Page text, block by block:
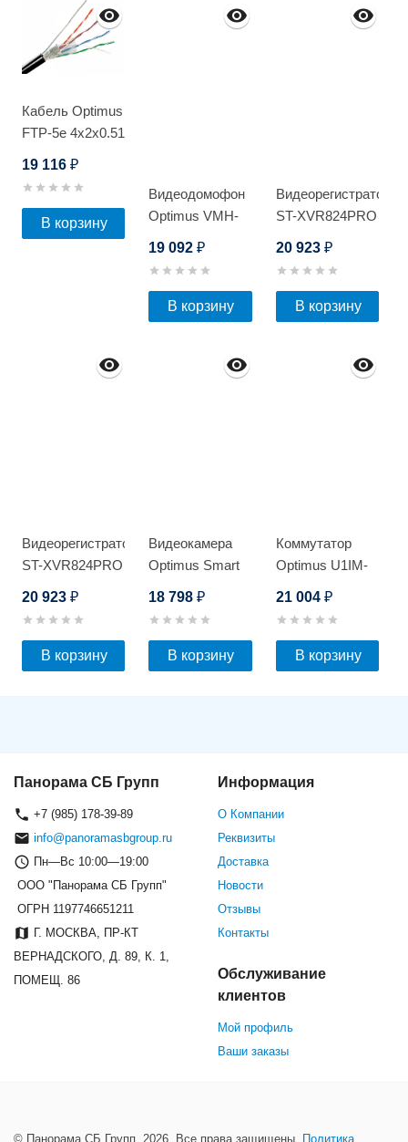
Кабель Optimus
FTP-5e 4x2x0.51
19 116 ₽
В корзину
Видеодомофон
Optimus VMH-
19 092₽
В корзину
Видеорегистратор
ST-XVR824PRO
20 923 ₽
В корзину
Видеорегистратор
ST-XVR824PRO
20 923 ₽
В корзину
Видеокамера
Optimus Smart
18 798₽
В корзину
Коммутатор
Optimus U1IM-
21 004 ₽
В корзину
Панорама СБ Групп
+7 (985) 178-39-89
info@panoramasbgroup.ru
Пн—Вс 10:00—19:00
ООО "Панорама СБ Групп"
ОГРН 1197746651211
Г. МОСКВА, ПР-КТ
ВЕРНАДСКОГО, Д. 89, К. 1,
ПОМЕЩ. 86
Информация
О Компании
Реквизиты
Доставка
Новости
Отзывы
Контакты
Обслуживание
клиентов
Мой профиль
Ваши заказы
© Панорама СБ Групп, 2026. Все права защищены. Политика